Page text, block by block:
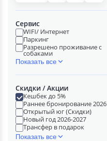
Сервис
WIFI/ Интернет
Паркинг
Разрешено проживание с
собаками
Показать все
Скидки / Акции
Кешбек до 5%
Раннее бронирование 2026
Открытый юг (Скидки)
Новый год 2026-2027
Трансфер в подарок
Показать все